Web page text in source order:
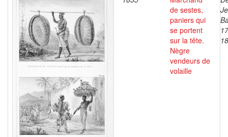
de sestes,
paniers qui
se portent
sur la tête.
Nègre
vendeurs de
volaille